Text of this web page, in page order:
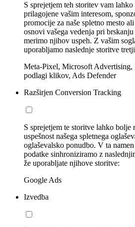
S sprejetjem teh storitev vam
prilagojene vašim interesom,
promocije za naše spletno mesto
osnovi vašega vedenja pri
merimo njihov uspeh. Z vašim
uporabljamo naslednje storitve
Meta-Pixel, Microsoft Advertising,
podlagi klikov, Ads Defender
Razširjen Conversion Tracking
S sprejetjem te storitve lahko bolje
uspešnost našega spletnega
oglaševalsko ponudbo. V ta
podatke sinhroniziramo z
že uporabljate njihove storitve:
Google Ads
Izvedba